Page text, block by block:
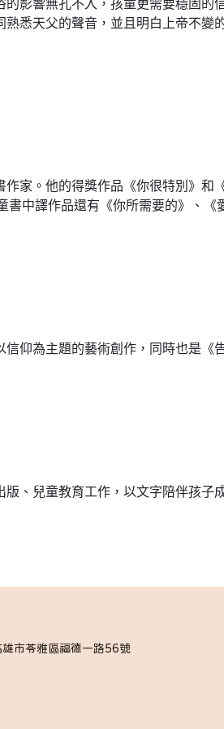
影響無孔不入，孩童更需要穩固
悉天父的聲音，並且明白上帝不變
家。他的得獎作品《你很特別》
中譯作品還有《你所需要的》、
仰為主題的藝術創作，同時也是
、兒童教育工作，以文字陪伴孩
市苓雅區福德一路56號